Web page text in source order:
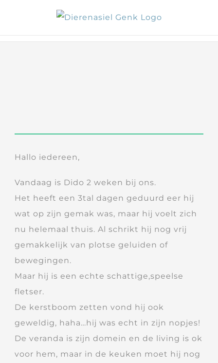
content
Hallo iedereen,
Vandaag is Dido 2 weken bij ons.
Het heeft een 3tal dagen geduurd eer hij
wat op zijn gemak was, maar hij voelt zich
nu helemaal thuis. Al schrikt hij nog vrij
gemakkelijk van plotse geluiden of
bewegingen.
Maar hij is een echte schattige,speelse
fletser.
De kerstboom zetten vond hij ook
geweldig, haha…hij was echt in zijn nopjes!
De veranda is zijn domein en de living is ok
voor hem, maar in de keuken moet hij nog